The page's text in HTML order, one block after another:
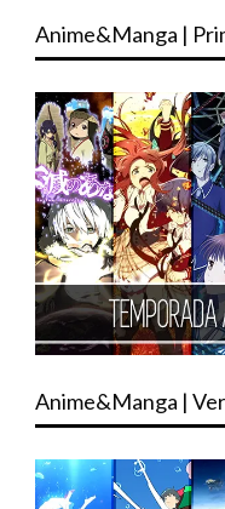
Anime&Manga |
Anime&Manga |